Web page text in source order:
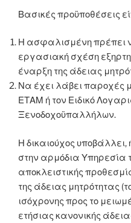
Βασικές προϋποθέσεις
Η ασφαλισμένη πρέπει
εργασιακή σχέση
έναρξη της άδειας
Να έχει λάβει παροχές
ΕΤΑΜ ή τον Ειδικό
Ξενοδοχοϋπαλλήλων.
Η δικαιούχος υποβάλλει,
στην αρμόδια Υπηρεσία
αποκλειστικής
της άδειας μητρότητας
ισόχρονης προς το
ετήσιας κανονικής